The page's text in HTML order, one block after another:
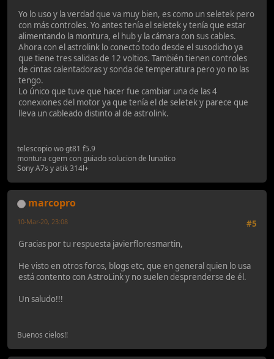
Yo lo uso y la verdad que va muy bien, es como un seletek pero
con más controles. Yo antes tenía el seletek y tenía que estar
alimentando la montura, el hub y la cámara con sus cables.
Ahora con el astrolink lo conecto todo desde el susodicho ya
que tiene tres salidas de 12 voltios. También tienen controles
de cintas calentadoras y sonda de temperatura pero yo no las
tengo.
Lo único que tuve que hacer fue cambiar una de las 4
conexiones del motor ya que tenía el de seletek y parece que
lleva un cableado distinto al de astrolink.
telescopio wo gt81 f5.9
montura cgem con guiado solucion de lunatico
Sony A7s y atik 314l+
marcopro
#5
10-Mar-20, 23:08
Gracias por tu respuesta javierfloresmartin,
He visto en otros foros, blogs etc, que en general quien lo usa
está contento con AstroLink y no suelen desprenderse de él.
Un saludo!!!
Buenos cielos!!